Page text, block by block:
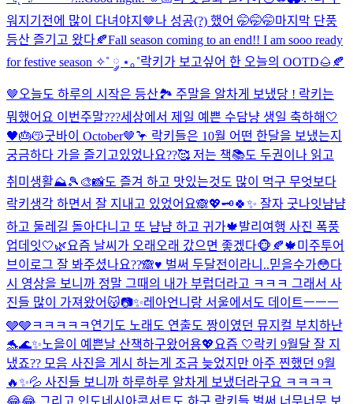
워지기전에 많이 다녀야지🤎나 성공(?) 했어 🤭🤭🤭마지막 단풍
등산 즐기고 왔다🍂Fall season coming to an end!! I am sooo ready
for festive season ✧˚ ༘ ⋆｡˚락키가 보고싶어 한 오늘의 OOTD🌰🍂
🤎 오늘도 하루의 시작은 등산🏞️ 주말을 알차게 보냈당 ! 락키는
뭐했어요 이번주말???세상에서 제일 예쁜 수담냥 생일 축하해🤍
🖤🎂😽굿바이 October🤎🦩 락키들은 10월 어떤 한달을 보냈는지
궁금하다 가을 즐기고있었나요??🥰 저는 책📚도 두권이나 읽고
취미생활⛰️🎾🎨📸도 즐겨 하고 맛있는것도 많이 먹구 무엇보다
락키생각 하면서 잘 지내고 있었어요🙈💖🗝️🍀✨ 잘자 굿나잇냠냠
하고 둘레길 돌아다니고 또 냠냠 하고 귀가🍁발리여행 사진 폭풍
업데잇🤍🌿요즘 날씨가 오래오래 갔으면 좋겠다🐵🍂🍁미주투어
브이로그 잘 봐주셨나요??🙈♥️ 벌써 두달전이라니..믿을수가😳다
시 영상을 보니까 정말 그때의 내가 부럽더라고 ㅋㅋㅋ 그래서 사
진들 많이 가져왔어😽📷✨레아언니랑 서울에서도 데이트ㅡㅡㅡ
🩶🩶ㅋㅋㅋㅋㅋ 연기도 노래도 연출도 짱이였던 뮤지컬 부치하난
🐬🌊✨노을이 예쁜날 산책하구왔어용💖 요즘 🤍락키 9월달 잘 지
냈죠?? 모음 사진을 게시 하는게 조금 늦었지만 아주 찐했던 9월
🔥✨💦 사진들 보니까 하루하루 알차게 보냈더라구요 ㅋㅋㅋㅋ
😂😂 그리고 인도네시아콘서트도 하구 락키들 벌써 너무너무 보